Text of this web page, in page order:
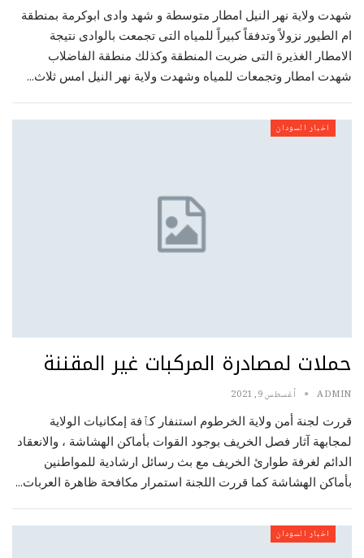
شهدت ولاية نهر النيل امطار متوسطة و شهد وادى ابوكرمة بمنطقة
ام الطيور نزولاً وتدفقاً كبيراً للمياه التى تجمعت بالوادى نتيجة
الامطار الغذيرة التى ضربت المنطقة وكذلك منطقة الفاضلاب
شهدت امطار وتجمعات للمياه وشهدت ولاية نهر النيل امس ثلاث…
اخبار السودان
حملات لمصادرة المركبات غير المقننة
ADMIN أغسطس 9, 2021
قررت لجنة أمن ولاية الخرطوم استنفار كٱفة إمكانيات الولاية
لمجابهة آثار فصل الخريف بوجود القوات بأماكن الهشاشة ، والانعقاد
الدائم لغرفة طوارئ الخريف مع بث رسائل ارشادية للمواطنين
بأماكن الهشاشة كما قررت اللجنة استمرار مكافحة ظاهرة العربات…
اخبار السودان